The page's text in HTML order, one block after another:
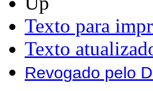
Texto para
Texto
Revogado pelo